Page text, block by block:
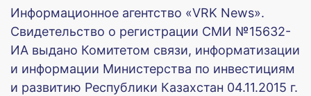
Информационное агентство «VRK News».
Свидетельство о регистрации СМИ №15632-
ИА выдано Комитетом связи, информатизации
и информации Министерства по инвестициям
и развитию Республики Казахстан 04.11.2015 г.